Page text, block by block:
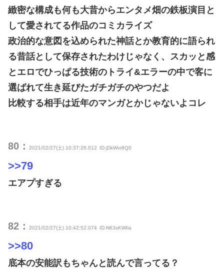
緻密な構成も何も大昔からエンタメ畑の鉄板演目と
して愛されてる作品のコミカライズ
政治的な意図を込められた神話とか教育的に語られ
る昔話として保存されたわけじゃなく、スカッと感
とエロでひっぱる技術のトライ&エラーの中で客に
選ばれて生き延びたガチガチのやつだよ
比較する相手は近年のマンガとかじゃないよコレ
80： 2021/02/27(土) 10:37:26.012 ID:jDkWvr8Q0
>>79
エアプすぎる
82： 2021/02/27(土) 10:42:52.074 ID:N63sKWIia
>>80
底本の安能訳もちゃんと読んで言ってる？